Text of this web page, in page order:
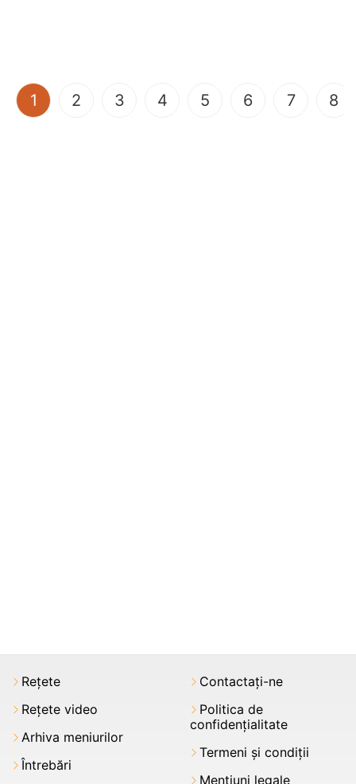
1 (current)
2 3 4 5 6 7 8
Rețete
Rețete video
Arhiva meniurilor
Întrebări
Contactați-ne
Politica de
confidențialitate
Termeni şi condiții
Mențiuni legale